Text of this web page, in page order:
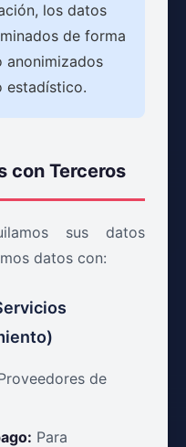
los datos
de forma
anonimizados
estadístico.
con Terceros
sus datos
datos con:
de
Para